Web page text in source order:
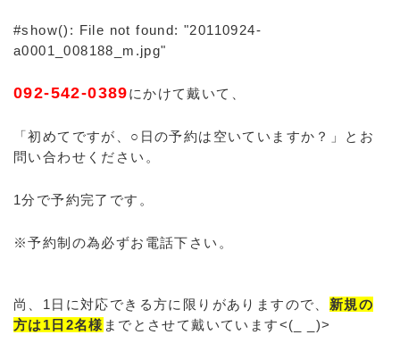
#show(): File not found: "20110924-
a0001_008188_m.jpg"
092-542-0389にかけて戴いて、
「初めてですが、○日の予約は空いていますか？」とお
問い合わせください。
1分で予約完了です。
※予約制の為必ずお電話下さい。
尚、1日に対応できる方に限りがありますので、 新規の
方は1日2名様 までとさせて戴いています<(_ _)>